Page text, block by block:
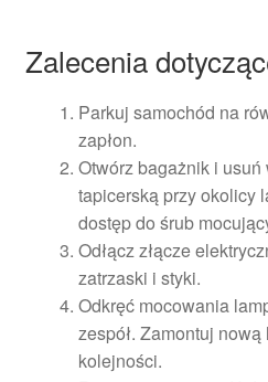
Zalecenia
Parkuj samochód na
zapłon.
Otwórz bagażnik i usuń
tapicerską przy okolicy
dostęp do śrub
Odłącz złącze
zatrzaski i styki.
Odkręć mocowania
zespół. Zamontuj
kolejności.